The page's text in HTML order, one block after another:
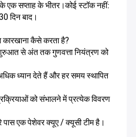
एक सप्ताह के भीतर।कोई स्टॉक नहीं:
दिन बाद।
कैसे करता है?
से अंत तक गुणवत्ता नियंत्रण को
ध्यान देते हैं और हर समय स्थापित
को संभालने में प्रत्येक विवरण
पास एक पेशेवर क्यूए / क्यूसी टीम है।